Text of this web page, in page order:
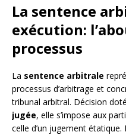
La sentence
exécution:
processus
La sentence arbitrale
processus d’arbitrage et
tribunal arbitral. Décision
jugée, elle s’impose aux
celle d’un jugement